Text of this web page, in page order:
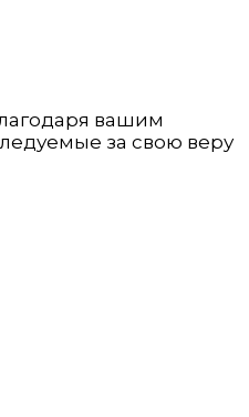
вашим
за свою веру